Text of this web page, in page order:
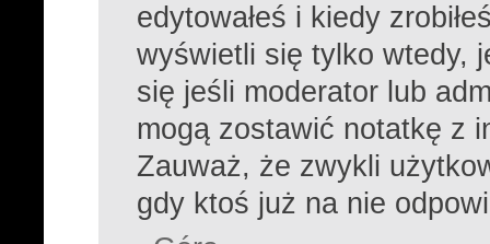
edytowałeś i kiedy
wyświetli się tylko wtedy,
się jeśli moderator lub
mogą zostawić notatkę z
Zauważ, że zwykli
gdy ktoś już na nie